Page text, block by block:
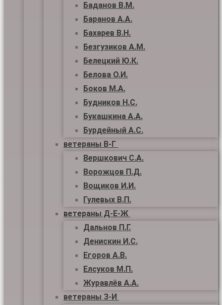
Баданов В.М.
Баранов А.А.
Бахарев В.Н.
Безгузиков А.М.
Белецкий Ю.К.
Белова О.И.
Боков М.А.
Будников Н.С.
Букашкина А.А.
Бурдейный А.С.
ветераны В-Г
Вершкович С.А.
Ворожцов П.Д.
Вощиков И.И.
Гулевых В.П.
ветераны Д-Е-Ж
Дальнов П.Г.
Денискин И.С.
Егоров А.В.
Елсуков М.П.
Журавлёв А.А.
ветераны З-И